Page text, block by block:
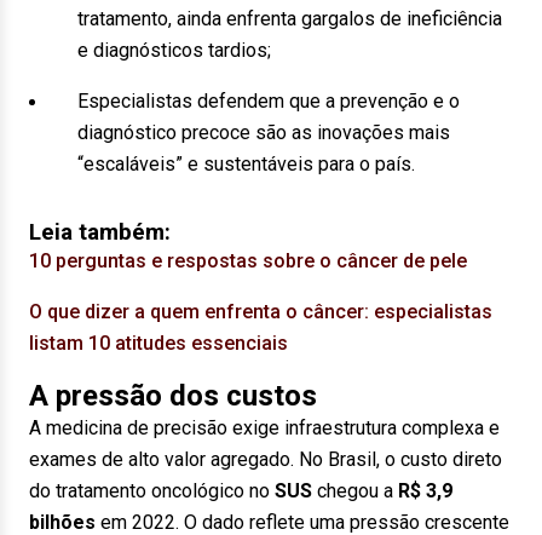
tratamento, ainda enfrenta gargalos de ineficiência
e diagnósticos tardios;
Especialistas defendem que a prevenção e o
diagnóstico precoce são as inovações mais
“escaláveis” e sustentáveis para o país.
Leia também:
10 perguntas e respostas sobre o câncer de pele
O que dizer a quem enfrenta o câncer: especialistas
listam 10 atitudes essenciais
A pressão dos custos
A medicina de precisão exige infraestrutura complexa e
exames de alto valor agregado. No Brasil, o custo direto
do tratamento oncológico no SUS chegou a R$ 3,9
bilhões em 2022. O dado reflete uma pressão crescente